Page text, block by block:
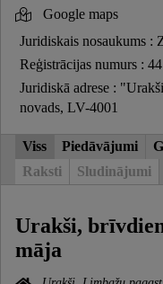
Google maps
Juridiskais nosaukums :
Reģistrācijas numurs :
Juridiskā adrese :
novads, LV-4001
Viss Piedāvājumi
Raksti
Sludinājumi
Urakši,
māja